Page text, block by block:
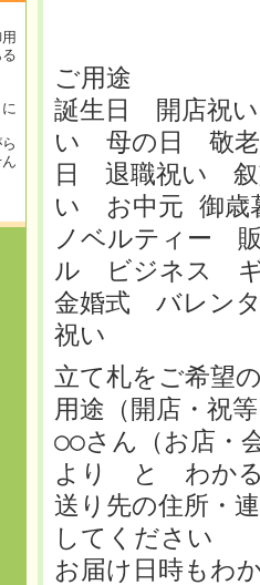
ご用途
誕生日 開店祝
い 母の日 敬
日 退職祝い
い お中元 御
ノベルティー
ル ビジネス
金婚式 バレン
祝い
立て札をご希望
用途（開店・祝
○○さん（お店・
より と わかる
送り先の住所・
してください
お届け日時もわ